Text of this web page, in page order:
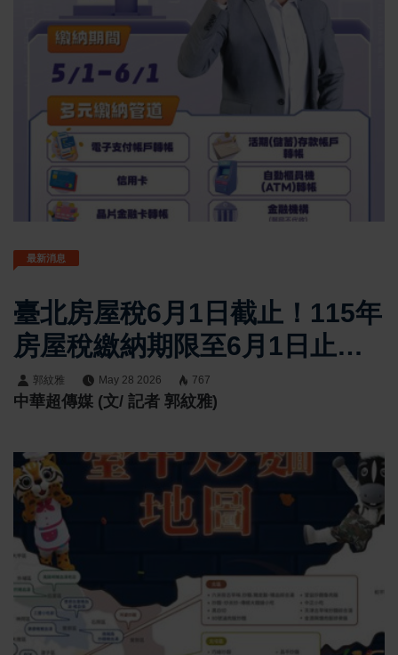
最新消息
臺北房屋稅6月1日截止！115年
房屋稅繳納期限至6月1日止
稅捐處提醒民眾如期繳納避免
滯納金
郭紋雅 May 28 2026 767
中華超傳媒 (文/ 記者 郭紋雅)